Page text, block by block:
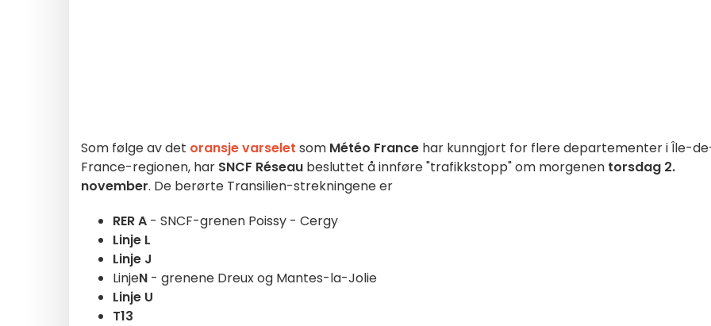
Som følge av det oransje varselet som Météo France har kunngjort for flere departementer i Île-
France-regionen, har SNCF Réseau besluttet å innføre "trafikkstopp" om morgenen torsdag 2.
november. De berørte Transilien-strekningene er
RER A - SNCF-grenen Poissy - Cergy
Linje L
Linje J
LinjeN - grenene Dreux og Mantes-la-Jolie
Linje U
T13